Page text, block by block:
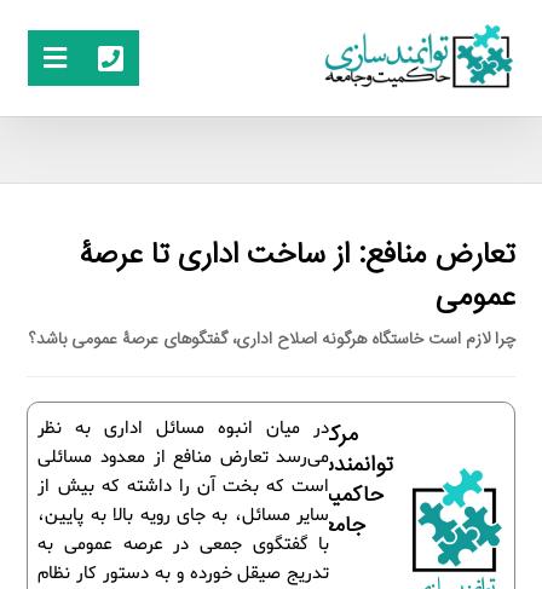
تعارض منافع: از ساخت اداری تا عرصۀ
عمومی
چرا لازم است خاستگاه هرگونه اصلاح اداری، گفتگوهای عرصۀ عمومی باشد؟
در میان انبوه مسائل اداری به نظر
می‌رسد تعارض منافع از معدود مسائلی
است که بخت آن را داشته که بیش از
سایر مسائل، به جای رویه بالا به پایین،
با گفتگوی جمعی در عرصه عمومی به
تدریج صیقل خورده و به دستور کار نظام
مرکز
توانمندسازی
حاکمیت و
جامعه